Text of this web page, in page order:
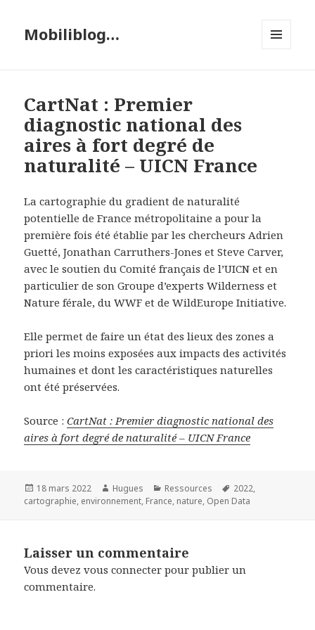
Mobiliblog…
CartNat : Premier
diagnostic national des
aires à fort degré de
naturalité – UICN France
La cartographie du gradient de naturalité
potentielle de France métropolitaine a pour la
première fois été établie par les chercheurs Adrien
Guetté, Jonathan Carruthers-Jones et Steve Carver,
avec le soutien du Comité français de l’UICN et en
particulier de son Groupe d’experts Wilderness et
Nature férale, du WWF et de WildEurope Initiative.
Elle permet de faire un état des lieux des zones a
priori les moins exposées aux impacts des activités
humaines et dont les caractéristiques naturelles
ont été préservées.
Source :CartNat : Premier diagnostic national des
aires à fort degré de naturalité – UICN France
Publié
le
18 mars 2022 Auteur
Hugues Catégories
Ressources
Mots-
clés
2022,
cartographie, environnement, France, nature, Open Data
Laisser un commentaire
Vous devezvous connecter pour publier un
commentaire.